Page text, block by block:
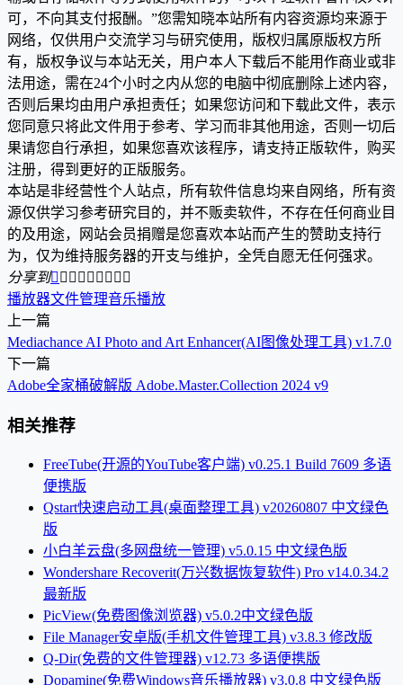
可，不向其支付报酬。”您需知晓本站所有内容资源均来源于
网络，仅供用户交流学习与研究使用，版权归属原版权方所
有，版权争议与本站无关，用户本人下载后不能用作商业或非
法用途，需在24个小时之内从您的电脑中彻底删除上述内容，
否则后果均由用户承担责任；如果您访问和下载此文件，表示
您同意只将此文件用于参考、学习而非其他用途，否则一切后
果请您自行承担，如果您喜欢该程序，请支持正版软件，购买
注册，得到更好的正版服务。
本站是非经营性个人站点，所有软件信息均来自网络，所有资
源仅供学习参考研究目的，并不贩卖软件，不存在任何商业目
的及用途，网站会员捐赠是您喜欢本站而产生的赞助支持行
为，仅为维持服务器的开支与维护，全凭自愿无任何强求。
分享到        
播放器文件管理音乐播放
上一篇
Mediachance AI Photo and Art Enhancer(AI图像处理工具) v1.7.0
下一篇
Adobe全家桶破解版 Adobe.Master.Collection 2024 v9
相关推荐
FreeTube(开源的YouTube客户端) v0.25.1 Build 7609 多语
便携版
Qstart快速启动工具(桌面整理工具) v20260807 中文绿色
版
小白羊云盘(多网盘统一管理) v5.0.15 中文绿色版
Wondershare Recoverit(万兴数据恢复软件) Pro v14.0.34.2
最新版
PicView(免费图像浏览器) v5.0.2中文绿色版
File Manager安卓版(手机文件管理工具) v3.8.3 修改版
Q-Dir(免费的文件管理器) v12.73 多语便携版
Dopamine(免费Windows音乐播放器) v3.0.8 中文绿色版